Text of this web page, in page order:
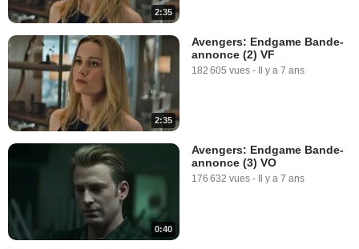
2:35
2:35
Avengers: Endgame Bande-
annonce (2) VF
182 605 vues - Il y a 7 ans
0:40
Avengers: Endgame Bande-
annonce (3) VO
176 632 vues - Il y a 7 ans